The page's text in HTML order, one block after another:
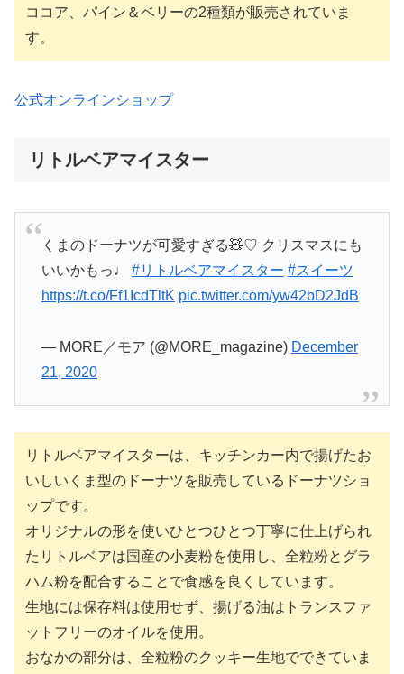
ココア、パイン＆ベリーの2種類が販売されていま
す。
公式オンラインショップ
リトルベアマイスター
くまのドーナツが可愛すぎる🧸♡ クリスマスにも
いいかもっ♩ #リトルベアマイスター #スイーツ
https://t.co/Ff1IcdTltK pic.twitter.com/yw42bD2JdB
— MORE／モア (@MORE_magazine) December
21, 2020
リトルベアマイスターは、キッチンカー内で揚げたお
いしいくま型のドーナツを販売しているドーナツショ
ップです。
オリジナルの形を使いひとつひとつ丁寧に仕上げられ
たリトルベアは国産の小麦粉を使用し、全粒粉とグラ
ハム粉を配合することで食感を良くしています。
生地には保存料は使用せず、揚げる油はトランスファ
ットフリーのオイルを使用。
おなかの部分は、全粒粉のクッキー生地でできていま